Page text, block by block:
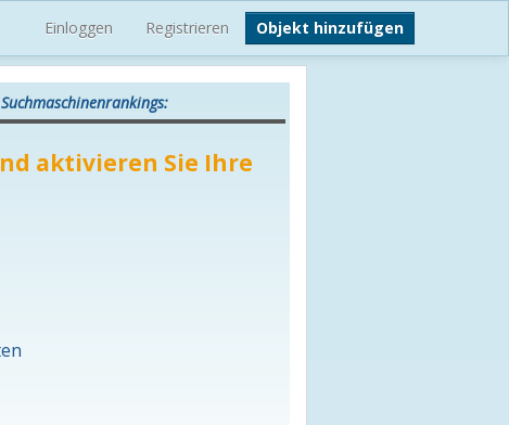
Einloggen Registrieren Objekt hinzufügen
aktivieren Sie Ihre